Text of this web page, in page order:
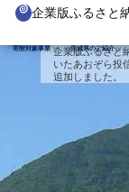
企業版ふるさと
寄附対象事業 茨城県のご紹介
企業版ふるさと
制度の概要
企業版ふるさと
寄附対象事業の
新しい豊かさを
新しい安心安全
茨城県のご紹介
茨城のポテンシ
寄附をいただい
企業版ふるさと
いたあおぞら投
追加しました。